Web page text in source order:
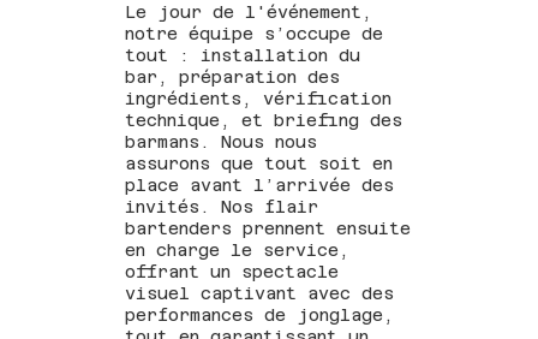
Le jour de l'événement,
notre équipe s’occupe de
tout : installation du
bar, préparation des
ingrédients, vérification
technique, et briefing des
barmans. Nous nous
assurons que tout soit en
place avant l’arrivée des
invités. Nos flair
bartenders prennent ensuite
en charge le service,
offrant un spectacle
visuel captivant avec des
performances de jonglage,